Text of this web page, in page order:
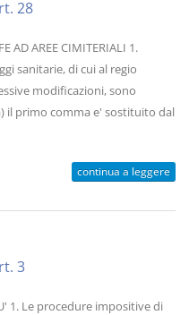
28
AD AREE CIMITERIALI 1.
sanitarie, di cui al regio
modificazioni, sono
il primo comma e' sostituito dal
continua a leggere
3
1. Le procedure impositive di